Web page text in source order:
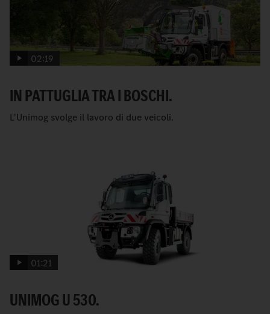
02:19
IN PATTUGLIA TRA I BOSCHI.
L'Unimog svolge il lavoro di due veicoli.
01:21
UNIMOG U 530.